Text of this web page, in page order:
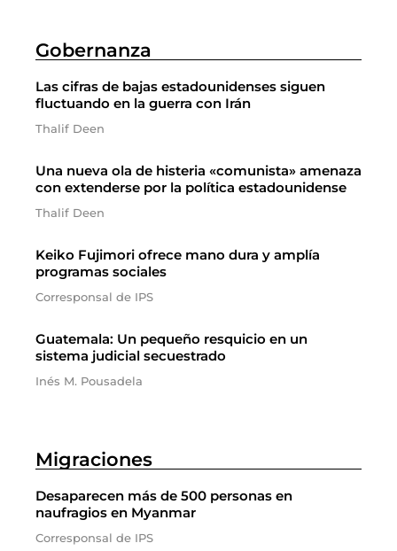
Gobernanza
Las cifras de bajas estadounidenses siguen
fluctuando en la guerra con Irán
Thalif Deen
Una nueva ola de histeria «comunista» amenaza
con extenderse por la política estadounidense
Thalif Deen
Keiko Fujimori ofrece mano dura y amplía
programas sociales
Corresponsal de IPS
Guatemala: Un pequeño resquicio en un
sistema judicial secuestrado
Inés M. Pousadela
Migraciones
Desaparecen más de 500 personas en
naufragios en Myanmar
Corresponsal de IPS